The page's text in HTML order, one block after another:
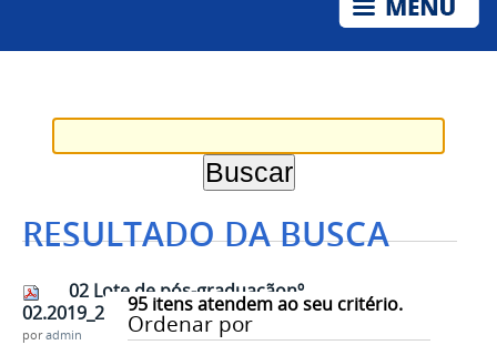
RESULTADO DA BUSCA
95itens atendem ao seu critério.
Ordenar por
02 Lote de pós-graduaçãonº
02.2019_26_02_2019
poradmin